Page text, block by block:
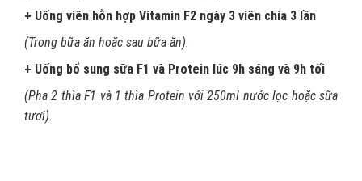
+ Uống viên hỗn hợp Vitamin F2 ngày 3 viên chia 3 lần
(Trong bữa ăn hoặc sau bữa ăn).
+ Uống bổ sung sữa F1 và Protein lúc 9h sáng và 9h tối
(Pha 2 thìa F1 và 1 thìa Protein với 250ml nước lọc hoặc sữa
tươi).